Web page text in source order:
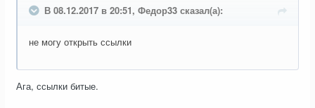
В 08.12.2017 в 20:51, Федор33 сказал(а):
не могу открыть ссылки
Ага, ссылки битые.